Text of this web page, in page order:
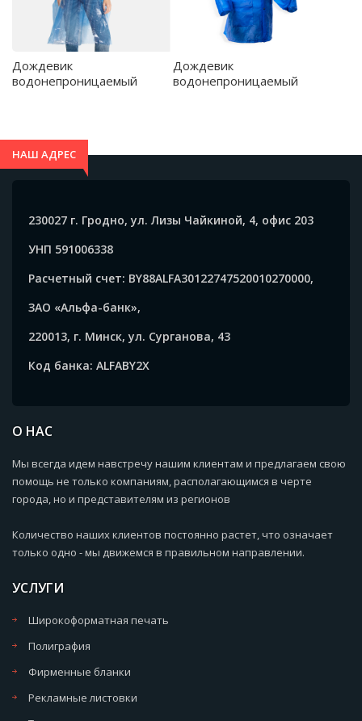
Дождевик
водонепроницаемый
Дождевик
водонепроницаемый
НАШ АДРЕС
230027 г. Гродно, ул. Лизы Чайкиной, 4, офис 203
УНП 591006338
Расчетный счет: BY88ALFA30122747520010270000,
ЗАО «Альфа-банк»,
220013, г. Минск, ул. Сурганова, 43
Код банка: ALFABY2X
О НАС
Мы всегда идем навстречу нашим клиентам и предлагаем свою
помощь не только компаниям, располагающимся в черте
города, но и представителям из регионов
Количество наших клиентов постоянно растет, что означает
только одно - мы движемся в правильном направлении.
УСЛУГИ
Широкоформатная печать
Полиграфия
Фирменные бланки
Рекламные листовки